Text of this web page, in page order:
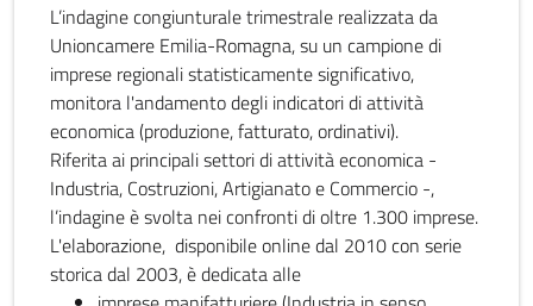
L’indagine congiunturale trimestrale realizzata da
Unioncamere Emilia-Romagna, su un campione di
imprese regionali statisticamente significativo,
monitora l'andamento degli indicatori di attività
economica (produzione, fatturato, ordinativi).
Riferita ai principali settori di attività economica -
Industria, Costruzioni, Artigianato e Commercio -,
l’indagine è svolta nei confronti di oltre 1.300 imprese.
L'elaborazione, disponibile online dal 2010 con serie
storica dal 2003, è dedicata alle